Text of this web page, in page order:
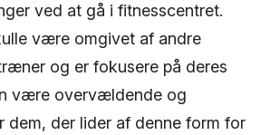
ved at gå i fitnesscentret.
være omgivet af andre
og er fokusere på deres
være overvældende og
der lider af denne form for